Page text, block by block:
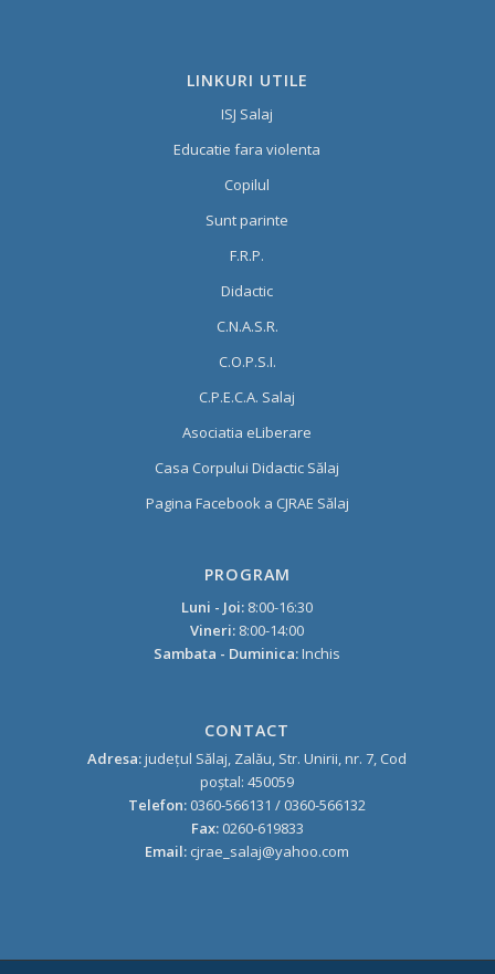
LINKURI UTILE
ISJ Salaj
Educatie fara violenta
Copilul
Sunt parinte
F.R.P.
Didactic
C.N.A.S.R.
C.O.P.S.I.
C.P.E.C.A. Salaj
Asociatia eLiberare
Casa Corpului Didactic Sălaj
Pagina Facebook a CJRAE Sălaj
PROGRAM
Luni - Joi: 8:00-16:30
Vineri: 8:00-14:00
Sambata - Duminica:Inchis
CONTACT
Adresa:judeţul Sălaj, Zalău, Str. Unirii, nr. 7, Cod
poştal: 450059
Telefon: 0360-566131 / 0360-566132
Fax: 0260-619833
Email: cjrae_salaj@yahoo.com